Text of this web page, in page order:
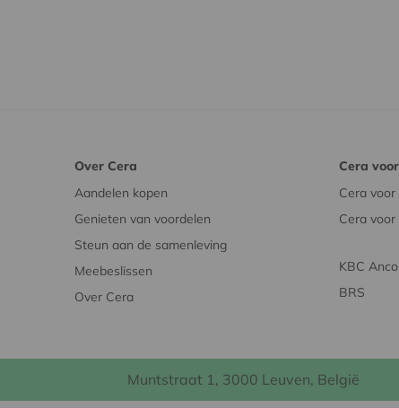
Over Cera
Aandelen kopen
Genieten van voordelen
Steun aan de samenleving
Meebeslissen
Over Cera
Cera voor
Cera
Cera
KBC
BRS
Muntstraat 1, 3000 Leuven, België